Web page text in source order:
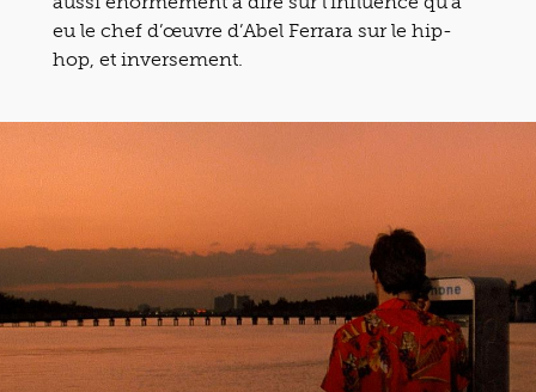
eu le chef d’œuvre d’Abel Ferrara sur le hip-
hop, et inversement.